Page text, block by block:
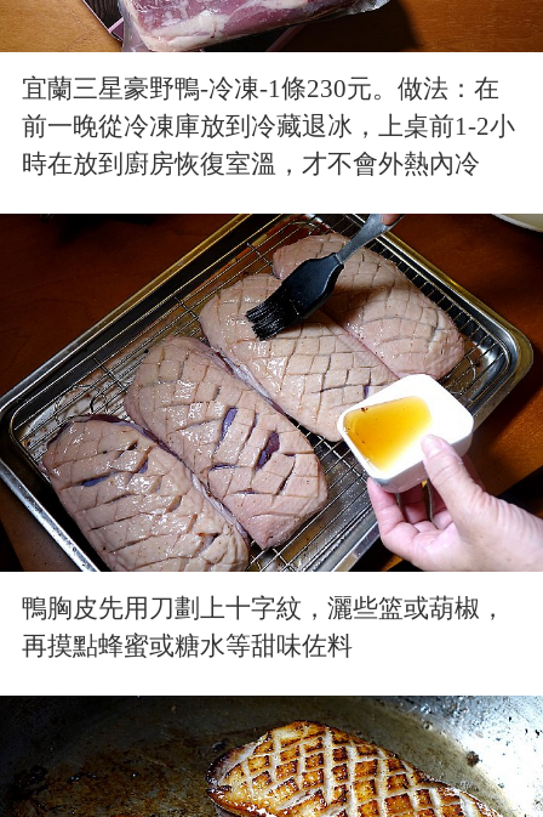
宜蘭三星豪野鴨-冷凍-1條230元。做法：在
前一晚從冷凍庫放到冷藏退冰，上桌前1-2小
時在放到廚房恢復室溫，才不會外熱內冷
鴨胸皮先用刀劃上十字紋，灑些篮或葫椒，
再摸點蜂蜜或糖水等甜味佐料